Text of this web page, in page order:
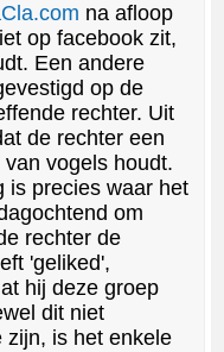
na afloop
op facebook zit,
Een andere
op de
rechter. Uit
de rechter een
vogels houdt.
is precies waar het
om
rechter de
'geliked',
hij deze groep
dit niet
zijn, is het enkele